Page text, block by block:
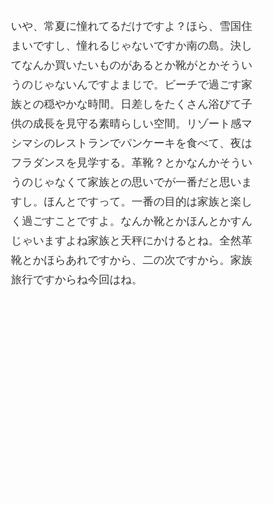
いや、常夏に憧れてるだけですよ？ほら、雪国住
まいですし、憧れるじゃないですか南の島。決し
てなんか買いたいものがあるとか靴がとかそうい
うのじゃないんですよまじで。ビーチで過ごす家
族との穏やかな時間。日差しをたくさん浴びて子
供の成長を見守る素晴らしい空間。リゾート感マ
シマシのレストランでパンケーキを食べて、夜は
フラダンスを見学する。革靴？とかなんかそうい
うのじゃなくて家族との思いでが一番だと思いま
すし。ほんとですって。一番の目的は家族と楽し
く過ごすことですよ。なんか靴とかほんとかすん
じゃいますよね家族と天秤にかけるとね。全然革
靴とかほらあれですから、二の次ですから。家族
旅行ですからね今回はね。